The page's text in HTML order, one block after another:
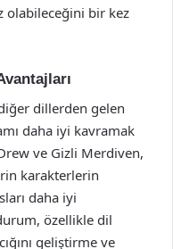
olabileceğini bir kez
dillerden gelen
daha iyi kavramak
ve Gizli Merdiven,
karakterlerin
daha iyi
özellikle dil
geliştirme ve